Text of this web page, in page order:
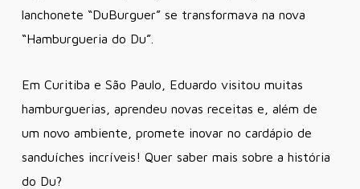
lanchonete “DuBurguer” se transformava na nova
“Hamburgueria do Du”.
Em Curitiba e São Paulo, Eduardo visitou muitas
hamburguerias, aprendeu novas receitas e, além de
um novo ambiente, promete inovar no cardápio de
sanduíches incríveis! Quer saber mais sobre a história
do Du?